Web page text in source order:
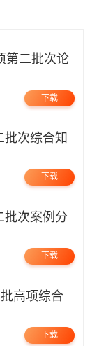
下载
下载
下载
下载